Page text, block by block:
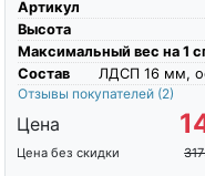
Артикул
Высота
Максимальный вес на 1
Состав
ЛДСП 16 мм,
Отзывы покупателей (2)
Цена
Цена без скидки